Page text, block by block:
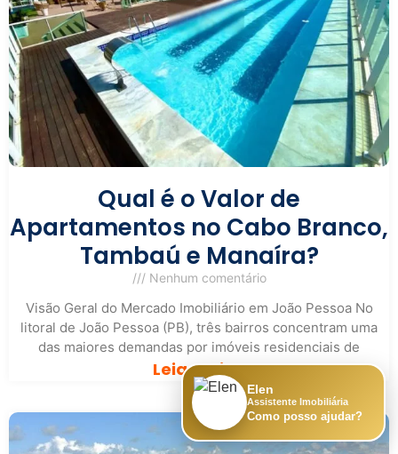
Qual é o Valor de
Apartamentos no Cabo Branco,
Tambaú e Manaíra?
Nenhum comentário
Visão Geral do Mercado Imobiliário em João Pessoa No
litoral de João Pessoa (PB), três bairros concentram uma
das maiores demandas por imóveis residenciais de
Leia mais »
Elen
Assistente Imobiliária
Como posso ajudar?